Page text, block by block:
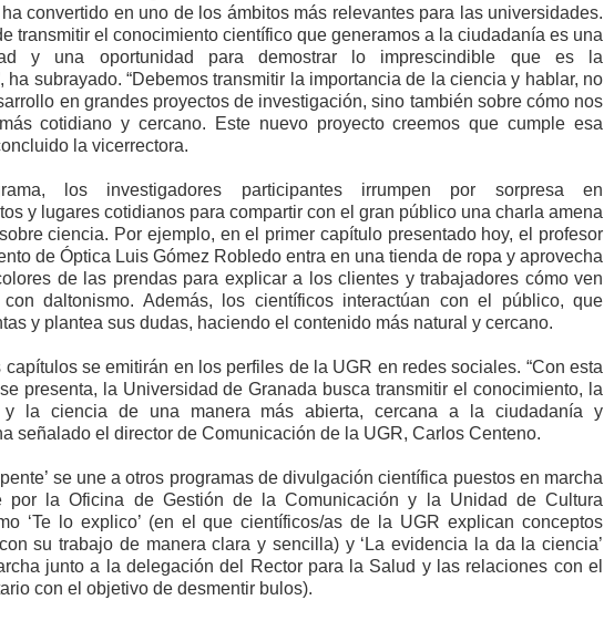
convertido en uno de los ámbitos más relevantes para las universidades.
transmitir el conocimiento científico que generamos a la ciudadanía es una
y una oportunidad para demostrar lo imprescindible que es la
ha subrayado. “Debemos transmitir la importancia de la ciencia y hablar, no
en grandes proyectos de investigación, sino también sobre cómo nos
cotidiano y cercano. Este nuevo proyecto creemos que cumple esa
la vicerrectora.
los investigadores participantes irrumpen por sorpresa en
y lugares cotidianos para compartir con el gran público una charla amena
ciencia. Por ejemplo, en el primer capítulo presentado hoy, el profesor
de Óptica Luis Gómez Robledo entra en una tienda de ropa y aprovecha
de las prendas para explicar a los clientes y trabajadores cómo ven
con daltonismo. Además, los científicos interactúan con el público, que
y plantea sus dudas, haciendo el contenido más natural y cercano.
capítulos se emitirán en los perfiles de la UGR en redes sociales. “Con esta
presenta, la Universidad de Granada busca transmitir el conocimiento, la
y la ciencia de una manera más abierta, cercana a la ciudadanía y
señalado el director de Comunicación de la UGR, Carlos Centeno.
se une a otros programas de divulgación científica puestos en marcha
por la Oficina de Gestión de la Comunicación y la Unidad de Cultura
‘Te lo explico’ (en el que científicos/as de la UGR explican conceptos
su trabajo de manera clara y sencilla) y ‘La evidencia la da la ciencia’
junto a la delegación del Rector para la Salud y las relaciones con el
con el objetivo de desmentir bulos).